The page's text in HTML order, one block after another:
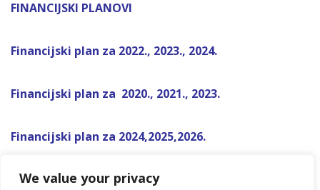
We value your privacy
FINANCIJSKI PLANOVI
Financijski plan za 2022., 2023., 2024.
Financijski plan za 2020., 2021., 2023.
Financijski plan za 2024,2025,2026.
Financijski plan za 2026,2027,2028.